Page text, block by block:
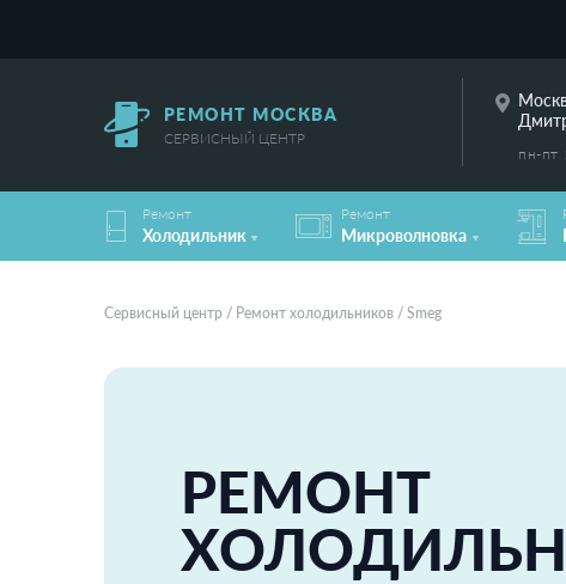
РЕМОНТ МОСКВА
СЕРВИСНЫЙ ЦЕНТР
пн-пт
Pемонт
Холодильник
Pемонт
Микроволновка
Сервисный центр / Pемонт холодильников / Smeg
PЕМОНТ